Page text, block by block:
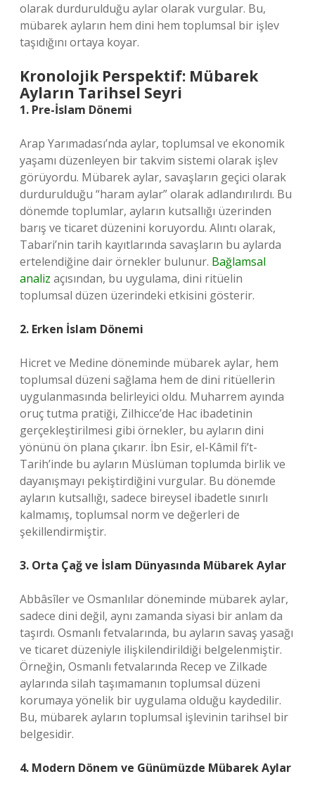
olarak durdurulduğu aylar olarak vurgular. Bu,
mübarek ayların hem dini hem toplumsal bir işlev
taşıdığını ortaya koyar.
Kronolojik Perspektif: Mübarek
Ayların Tarihsel Seyri
1. Pre-İslam Dönemi
Arap Yarımadası’nda aylar, toplumsal ve ekonomik
yaşamı düzenleyen bir takvim sistemi olarak işlev
görüyordu. Mübarek aylar, savaşların geçici olarak
durdurulduğu “haram aylar” olarak adlandırılırdı. Bu
dönemde toplumlar, ayların kutsallığı üzerinden
barış ve ticaret düzenini koruyordu. Alıntı olarak,
Tabari’nin tarih kayıtlarında savaşların bu aylarda
ertelendiğine dair örnekler bulunur. Bağlamsal
analiz açısından, bu uygulama, dini ritüelin
toplumsal düzen üzerindeki etkisini gösterir.
2. Erken İslam Dönemi
Hicret ve Medine döneminde mübarek aylar, hem
toplumsal düzeni sağlama hem de dini ritüellerin
uygulanmasında belirleyici oldu. Muharrem ayında
oruç tutma pratiği, Zilhicce’de Hac ibadetinin
gerçekleştirilmesi gibi örnekler, bu ayların dini
yönünü ön plana çıkarır. İbn Esir, el-Kâmil fi’t-
Tarih’inde bu ayların Müslüman toplumda birlik ve
dayanışmayı pekiştirdiğini vurgular. Bu dönemde
ayların kutsallığı, sadece bireysel ibadetle sınırlı
kalmamış, toplumsal norm ve değerleri de
şekillendirmiştir.
3. Orta Çağ ve İslam Dünyasında Mübarek Aylar
Abbâsîler ve Osmanlılar döneminde mübarek aylar,
sadece dini değil, aynı zamanda siyasi bir anlam da
taşırdı. Osmanlı fetvalarında, bu ayların savaş yasağı
ve ticaret düzeniyle ilişkilendirildiği belgelenmiştir.
Örneğin, Osmanlı fetvalarında Recep ve Zilkade
aylarında silah taşımamanın toplumsal düzeni
korumaya yönelik bir uygulama olduğu kaydedilir.
Bu, mübarek ayların toplumsal işlevinin tarihsel bir
belgesidir.
4. Modern Dönem ve Günümüzde Mübarek Aylar